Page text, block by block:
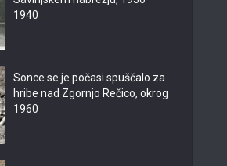
1940
Sonce se je počasi spuščalo za
hribe nad Zgornjo Rečico, okrog
1960